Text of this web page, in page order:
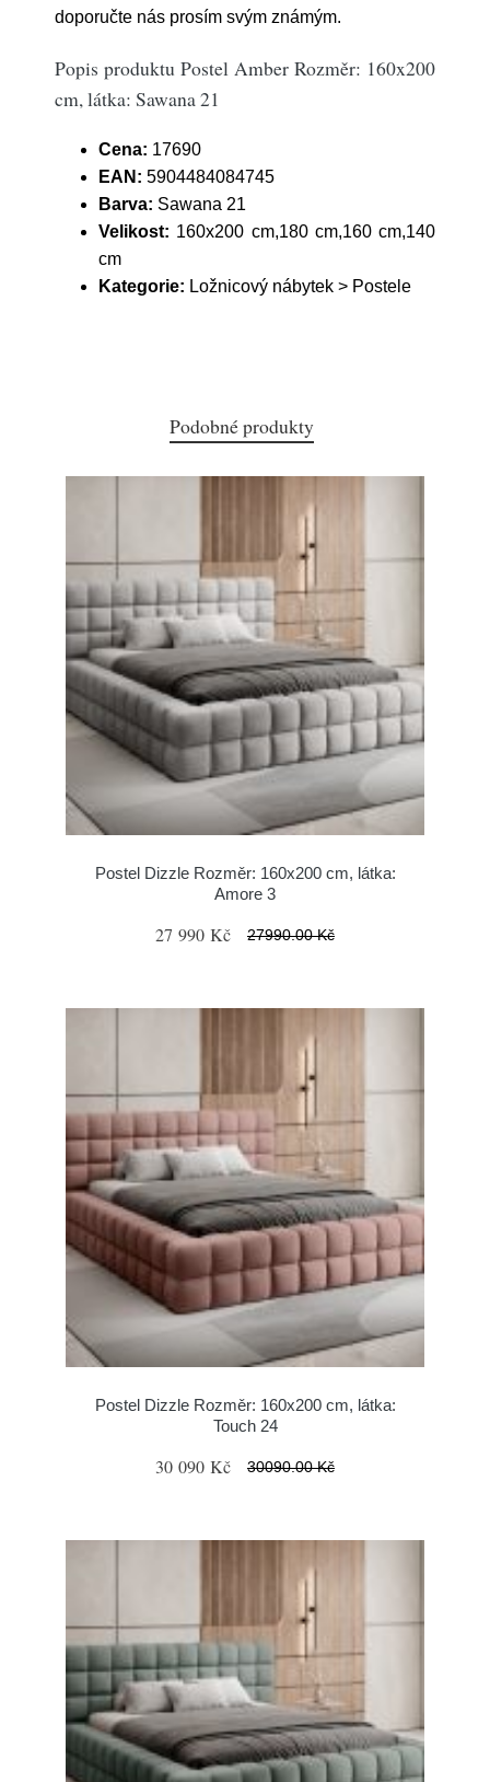
doporučte nás prosím svým známým.
Popis produktu Postel Amber Rozměr: 160x200
cm, látka: Sawana 21
Cena: 17690
EAN: 5904484084745
Barva: Sawana 21
Velikost: 160x200 cm,180 cm,160 cm,140
cm
Kategorie: Ložnicový nábytek > Postele
Podobné produkty
Postel Dizzle Rozměr: 160x200 cm, látka:
Amore 3
27 990 Kč 27990.00 Kč
Postel Dizzle Rozměr: 160x200 cm, látka:
Touch 24
30 090 Kč 30090.00 Kč